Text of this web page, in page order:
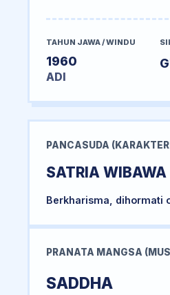
TAHUN JAWA / WINDU
1960
ADI
PANCASUDA
SATRIA WIBAWA
Berkharisma, dihormati
PRANATA MANGSA
SADDHA